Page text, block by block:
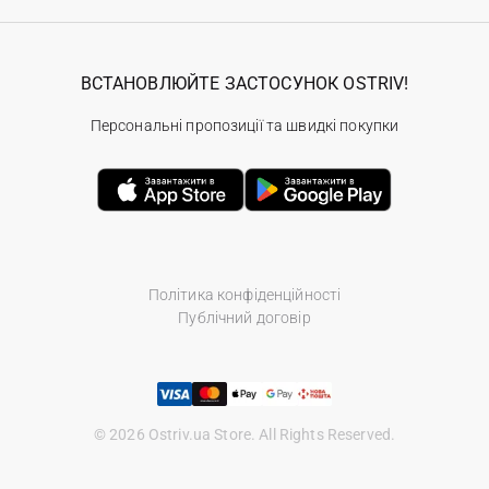
Політика конфіденційності
Публічний договір
© 2026 Ostriv.ua Store. All Rights Reserved.
ВСТАНОВЛЮЙТЕ ЗАСТОСУНОК OSTRIV!
Персональні пропозиції та швидкі покупки